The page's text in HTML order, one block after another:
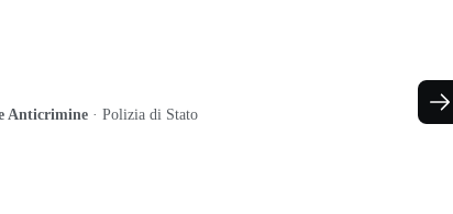
Anticrimine · Polizia di Stato